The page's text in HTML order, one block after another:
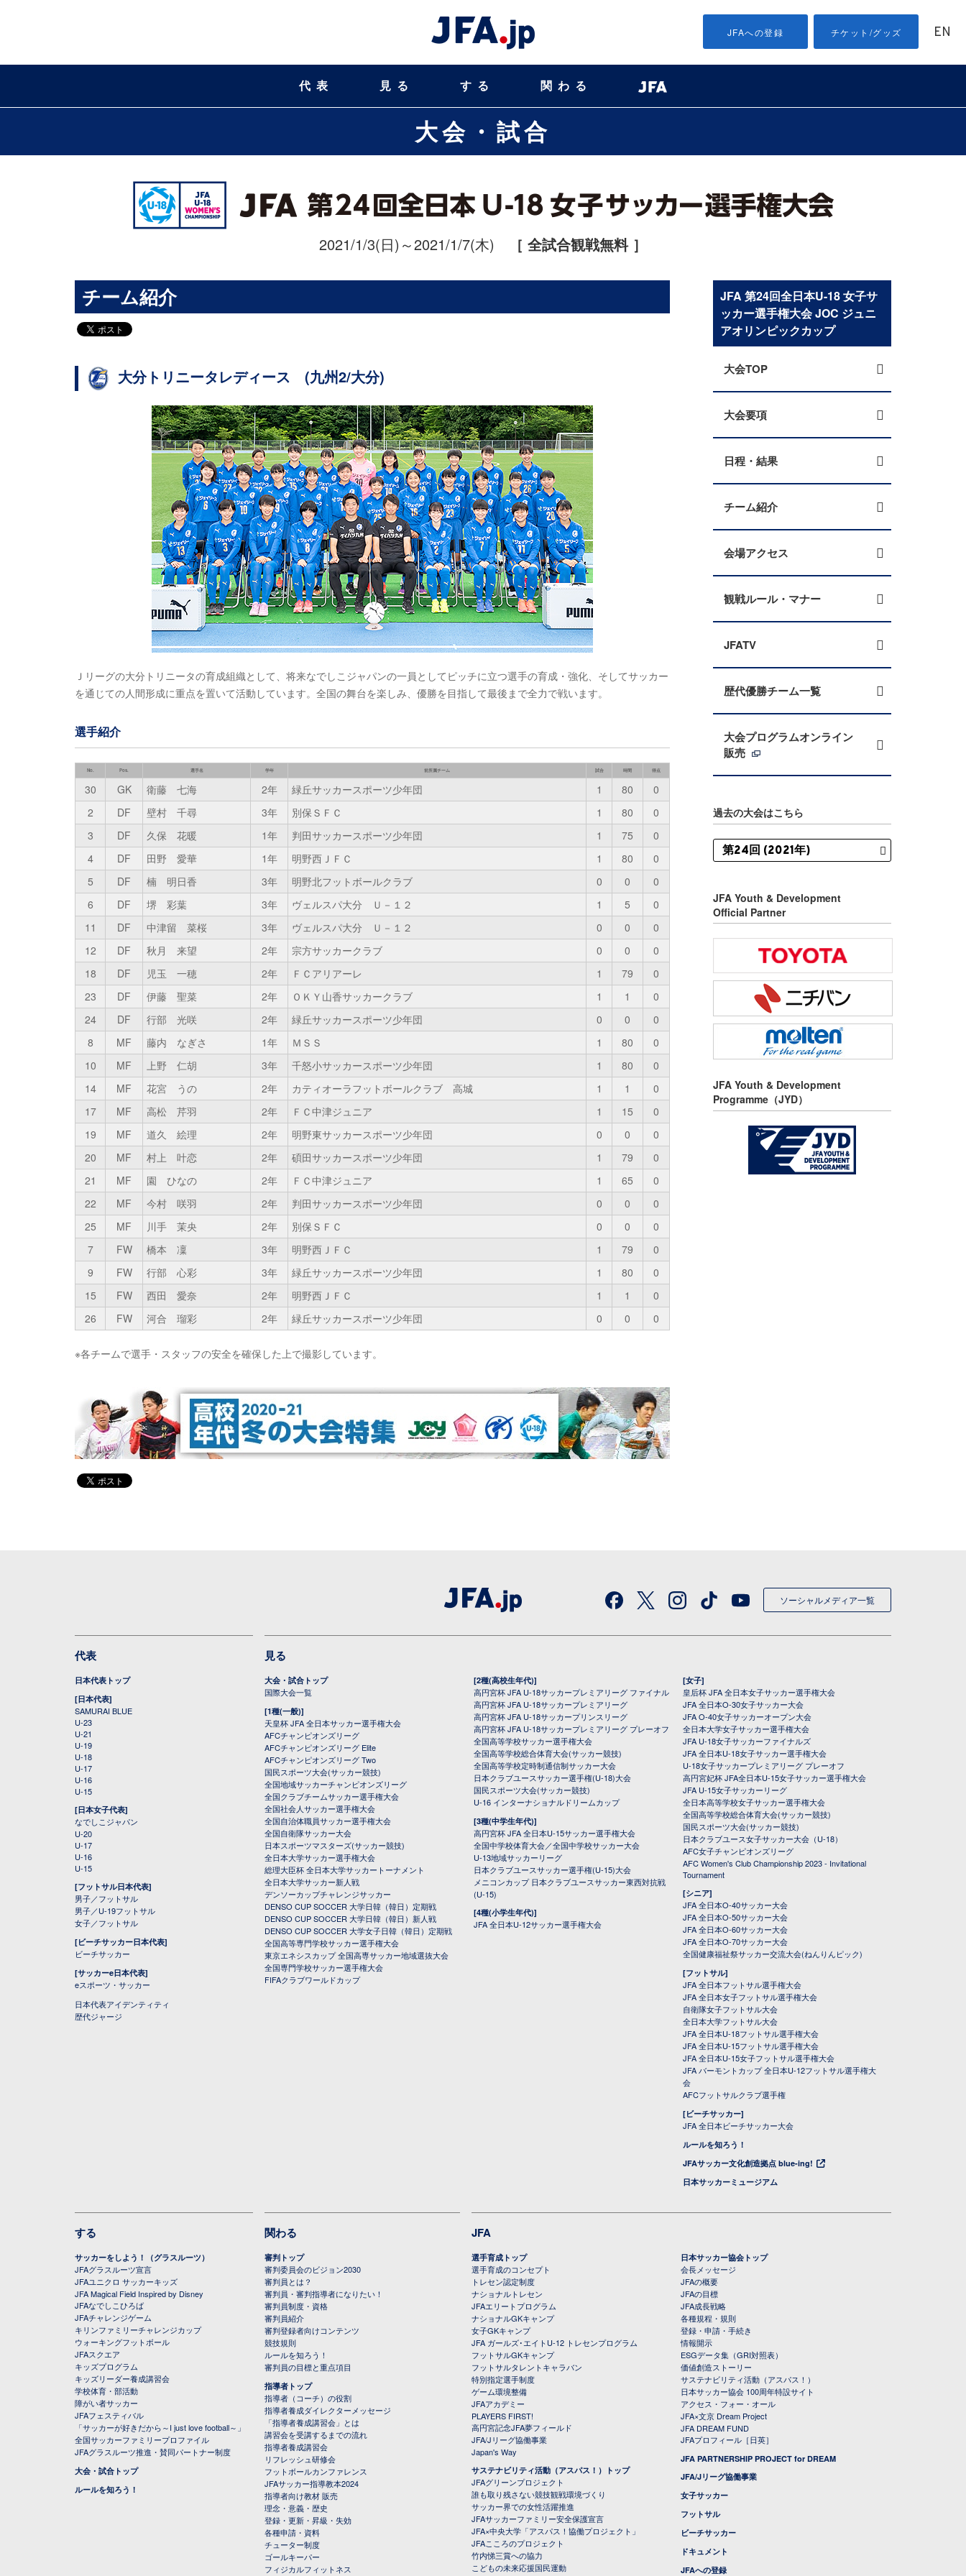
JFAへの登録 チケット/グッズ EN
代表 見る する 関わる
大会・試合
2021/1/3(日)～2021/1/7(木) ［ 全試合観戦無料 ］
チーム紹介
大分トリニータレディース (九州2/大分)
Ｊリーグの大分トリニータの育成組織として、将来なでしこジャパンの一員としてピッチに立つ選手の育成・強化、そしてサッカー
を通じての人間形成に重点を置いて活動しています。全国の舞台を楽しみ、優勝を目指して最後まで全力で戦います。
選手紹介
No. Pos. 選手名 学年 前所属チーム 試合 時間 得点
30 GK 衛藤 七海 2年 緑丘サッカースポーツ少年団 1 80
0
2
DF 壁村 千尋 3年 別保ＳＦＣ 1 80
0
3
DF 久保 花暖 1年 判田サッカースポーツ少年団 1 75
0
4
DF 田野 愛華 1年 明野西ＪＦＣ 1 80
0
5
DF 楠 明日香 3年 明野北フットボールクラブ 0 0
0
6
DF 堺 彩葉 3年 ヴェルスパ大分 Ｕ－１２ 1 5
0
11
DF 中津留 菜桜 3年 ヴェルスパ大分 Ｕ－１２ 0 0
0
12
DF 秋月 来望 2年 宗方サッカークラブ 0 0
0
18
DF 児玉 一穂 2年 ＦＣアリアーレ 1 79
0
23
DF 伊藤 聖菜 2年 ＯＫＹ山香サッカークラブ 1 1
0
24
DF 行部 光咲 2年 緑丘サッカースポーツ少年団 0 0
0
8
MF 藤内 なぎさ 1年 ＭＳＳ 1 80
0
10
MF 上野 仁胡 3年 千怒小サッカースポーツ少年団 1 80
0
14
MF 花宮 うの 2年 カティオーラフットボールクラブ 高城 1 1
0
17
MF 高松 芹羽 2年 ＦＣ中津ジュニア 1 15
0
19
MF 道久 絵理 2年 明野東サッカースポーツ少年団 0 0
0
20
MF 村上 叶恋 2年 碩田サッカースポーツ少年団 1 79
0
21
MF 園 ひなの 2年 ＦＣ中津ジュニア 1 65
0
22
MF 今村 咲羽 2年 判田サッカースポーツ少年団 0 0
0
25
MF 川手 茉央 2年 別保ＳＦＣ 0 0
0
7
FW 橋本 凜 3年 明野西ＪＦＣ 1 79
0
9
FW 行部 心彩 3年 緑丘サッカースポーツ少年団 1 80
0
15
FW 西田 愛奈 2年 明野西ＪＦＣ 1 1
0
26
FW 河合 瑠彩 2年 緑丘サッカースポーツ少年団 0 0 0
※各チームで選手・スタッフの安全を確保した上で撮影しています。
JFA 第24回全日本U-18 女子サ
ッカー選手権大会 JOC ジュニ
アオリンピックカップ
大会TOP
大会要項
日程・結果
チーム紹介
会場アクセス
観戦ルール・マナー
JFATV
歴代優勝チーム一覧
大会プログラムオンライン
販売
過去の大会はこちら
JFA Youth & Development
Official Partner
JFA Youth & Development
Programme（JYD）
ソーシャルメディア一覧
代表
日本代表トップ
[日本代表]
SAMURAI BLUE
U-23
U-21
U-19
U-18
U-17
U-16
U-15
[日本女子代表]
なでしこジャパン
U-20
U-17
U-16
U-15
[フットサル日本代表]
男子／フットサル
男子／U-19フットサル
女子／フットサル
[ビーチサッカー日本代表]
ビーチサッカー
[サッカーe日本代表]
eスポーツ・サッカー
日本代表アイデンティティ
歴代ジャージ
見る
大会・試合トップ
国際大会一覧
[1種(一般)]
天皇杯 JFA 全日本サッカー選手権大会
AFCチャンピオンズリーグ
AFCチャンピオンズリーグ Elite
AFCチャンピオンズリーグ Two
国民スポーツ大会(サッカー競技)
全国地域サッカーチャンピオンズリーグ
全国クラブチームサッカー選手権大会
全国社会人サッカー選手権大会
全国自治体職員サッカー選手権大会
全国自衛隊サッカー大会
日本スポーツマスターズ(サッカー競技)
全日本大学サッカー選手権大会
総理大臣杯 全日本大学サッカートーナメント
全日本大学サッカー新人戦
デンソーカップチャレンジサッカー
DENSO CUP SOCCER 大学日韓（韓日）定期戦
DENSO CUP SOCCER 大学日韓（韓日）新人戦
DENSO CUP SOCCER 大学女子日韓（韓日）定期戦
全国高等専門学校サッカー選手権大会
東京エネシスカップ 全国高専サッカー地域選抜大会
全国専門学校サッカー選手権大会
FIFAクラブワールドカップ
[2種(高校生年代)]
高円宮杯 JFA U-18サッカープレミアリーグ ファイナル
高円宮杯 JFA U-18サッカープレミアリーグ
高円宮杯 JFA U-18サッカープリンスリーグ
高円宮杯 JFA U-18サッカープレミアリーグ プレーオフ
全国高等学校サッカー選手権大会
全国高等学校総合体育大会(サッカー競技)
全国高等学校定時制通信制サッカー大会
日本クラブユースサッカー選手権(U-18)大会
国民スポーツ大会(サッカー競技)
U-16 インターナショナルドリームカップ
[3種(中学生年代)]
高円宮杯 JFA 全日本U-15サッカー選手権大会
全国中学校体育大会／全国中学校サッカー大会
U-13地域サッカーリーグ
日本クラブユースサッカー選手権(U-15)大会
メニコンカップ 日本クラブユースサッカー東西対抗戦
(U-15)
[4種(小学生年代)]
JFA 全日本U-12サッカー選手権大会
[女子]
皇后杯 JFA 全日本女子サッカー選手権大会
JFA 全日本O-30女子サッカー大会
JFA O-40女子サッカーオープン大会
全日本大学女子サッカー選手権大会
JFA U-18女子サッカーファイナルズ
JFA 全日本U-18女子サッカー選手権大会
U-18女子サッカープレミアリーグ プレーオフ
高円宮妃杯 JFA全日本U-15女子サッカー選手権大会
JFA U-15女子サッカーリーグ
全日本高等学校女子サッカー選手権大会
全国高等学校総合体育大会(サッカー競技)
国民スポーツ大会(サッカー競技)
日本クラブユース女子サッカー大会（U-18）
AFC女子チャンピオンズリーグ
AFC Women's Club Championship 2023 - Invitational
Tournament
[シニア]
JFA 全日本O-40サッカー大会
JFA 全日本O-50サッカー大会
JFA 全日本O-60サッカー大会
JFA 全日本O-70サッカー大会
全国健康福祉祭サッカー交流大会(ねんりんピック)
[フットサル]
JFA 全日本フットサル選手権大会
JFA 全日本女子フットサル選手権大会
自衛隊女子フットサル大会
全日本大学フットサル大会
JFA 全日本U-18フットサル選手権大会
JFA 全日本U-15フットサル選手権大会
JFA 全日本U-15女子フットサル選手権大会
JFA バーモントカップ 全日本U-12フットサル選手権大
会
AFCフットサルクラブ選手権
[ビーチサッカー]
JFA 全日本ビーチサッカー大会
ルールを知ろう！
JFAサッカー文化創造拠点 blue-ing!
日本サッカーミュージアム
する
サッカーをしよう！（グラスルーツ）
JFAグラスルーツ宣言
JFAユニクロ サッカーキッズ
JFA Magical Field Inspired by Disney
JFAなでしこひろば
JFAチャレンジゲーム
キリンファミリーチャレンジカップ
ウォーキングフットボール
JFAスクエア
キッズプログラム
キッズリーダー養成講習会
学校体育・部活動
障がい者サッカー
JFAフェスティバル
「サッカーが好きだから～I just love football～」
全国サッカーファミリープロファイル
JFAグラスルーツ推進・賛同パートナー制度
大会・試合トップ
ルールを知ろう！
関わる
審判トップ
審判委員会のビジョン2030
審判員とは？
審判員・審判指導者になりたい！
審判員制度・資格
審判員紹介
審判登録者向けコンテンツ
競技規則
ルールを知ろう！
審判員の目標と重点項目
指導者トップ
指導者（コーチ）の役割
指導者養成ダイレクターメッセージ
「指導者養成講習会」とは
講習会を受講するまでの流れ
指導者養成講習会
リフレッシュ研修会
フットボールカンファレンス
JFAサッカー指導教本2024
指導者向け教材 販売
理念・意義・歴史
登録・更新・昇級・失効
各種申請・資料
チューター制度
ゴールキーパー
フィジカルフィットネス
JFA
選手育成トップ
選手育成のコンセプト
トレセン認定制度
ナショナルトレセン
JFAエリートプログラム
ナショナルGKキャンプ
女子GKキャンプ
JFA ガールズ･エイトU-12 トレセンプログラム
フットサルGKキャンプ
フットサルタレントキャラバン
特別指定選手制度
ゲーム環境整備
JFAアカデミー
PLAYERS FIRST!
高円宮記念JFA夢フィールド
JFA/Jリーグ協働事業
Japan's Way
サステナビリティ活動（アスパス！）トップ
JFAグリーンプロジェクト
誰も取り残さない競技観戦環境づくり
サッカー界での女性活躍推進
JFAサッカーファミリー安全保護宣言
JFA×中央大学「アスパス！協働プロジェクト」
JFAこころのプロジェクト
竹内悌三賞への協力
こどもの未来応援国民運動
日本サッカー協会トップ
会長メッセージ
JFAの概要
JFAの目標
JFA成長戦略
各種規程・規則
登録・申請・手続き
情報開示
ESGデータ集（GRI対照表）
価値創造ストーリー
サステナビリティ活動（アスパス！）
日本サッカー協会 100周年特設サイト
アクセス・フォー・オール
JFA×文京 Dream Project
JFA DREAM FUND
JFAプロフィール［日英］
JFA PARTNERSHIP PROJECT for DREAM
JFA/Jリーグ協働事業
女子サッカー
フットサル
ビーチサッカー
ドキュメント
JFAへの登録